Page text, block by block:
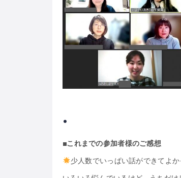
.
■これまでの参加者様のご感想
少人数でいっぱい話ができてよか